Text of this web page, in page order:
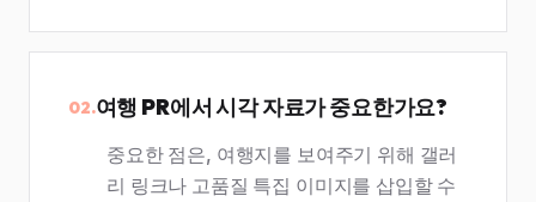
02.여행 PR에서 시각 자료가 중요한가요?
중요한 점은, 여행지를 보여주기 위해 갤러
리 링크나 고품질 특집 이미지를 삽입할 수